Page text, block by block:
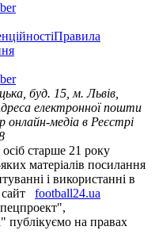
Правила
буд. 15, м. Львів,
електронної пошти
онлайн-медіа в Реєстрі
старше 21 року
матеріалів посилання
і використанні в
football24.ua
публікуємо на правах